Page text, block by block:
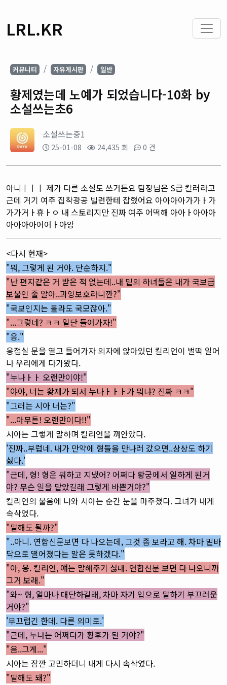
LRL.KR
커뮤니티 자유게시판 일반
황제였는데 노예가 되었습니다-10화 by
소설쓰는초6
소설쓰는중1
25-01-08 24,435 회 0 건
아니ㅣㅣㅣ 제가 다른 소설도 쓰거든요 팀장님은 S급 킬러라고
근데 거기 여주 집착광공 빌런한테 잡혔어요 아아아아가가ㅏ가
가가거ㅏ휴ㅏㅇ 내 스토리지만 진짜 여주 어떡해 아아ㅏ아아아
아아아아어어ㅏ아앙
<다시 현재>
"뭐, 그렇게 된 거야. 단순하지."
"난 편지같은 거 받은 적 없는데..내 밑의 하녀들은 내가 국보급
보물인 줄 알아..과잉보호라니깐?"
"국보인지는 몰라도 국모잖아."
"...그렇네? ㅋㅋ 일단 들어가자!"
"응."
응접실 문을 열고 들어가자 의자에 앉아있던 킬리언이 벌떡 일어
나 우리에게 다가왔다.
"누나ㅏㅏ 오랜만이야!"
"야야, 너는 황제가 되서 누나ㅏㅏㅏ가 뭐냐? 진짜 ㅋㅋ"
"그러는 시아 너는?"
"...아무튼! 오랜만이다!!"
시아는 그렇게 말하며 킬리언을 껴안았다.
'진짜..부럽네. 내가 만약에 형들을 만나러 갔으면..상상도 하기
싫다.'
"근데, 형! 형은 뭐하고 지냈어? 어쩌다 황궁에서 일하게 된거
야? 무슨 일을 맡았길래 그렇게 바쁜거야?"
킬리언의 물음에 나와 시아는 순간 눈을 마주쳤다. 그녀가 내게
속삭였다.
"말해도 될까?"
"..아니. 연합신문보면 다 나오는데, 그것 좀 보라고 해. 차마 밑바
닥으로 떨어졌다는 말은 못하겠다."
"아, 응. 킬리언, 얘는 말해주기 싫대. 연합신문 보면 다 나오니까
그거 보래."
"와~ 형, 얼마나 대단하길래, 차마 자기 입으로 말하기 부끄러운
거야?"
'부끄럽긴 한데. 다른 의미로.'
"근데, 누나는 어쩌다가 황후가 된 거야?"
"음..그게..."
시아는 잠깐 고민하더니 내게 다시 속삭였다.
"말해도 돼?"